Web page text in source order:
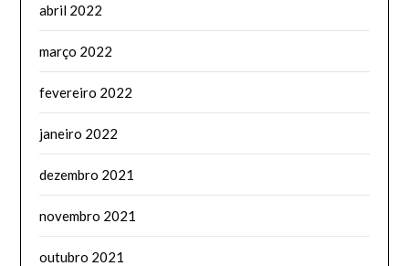
abril 2022
março 2022
fevereiro 2022
janeiro 2022
dezembro 2021
novembro 2021
outubro 2021